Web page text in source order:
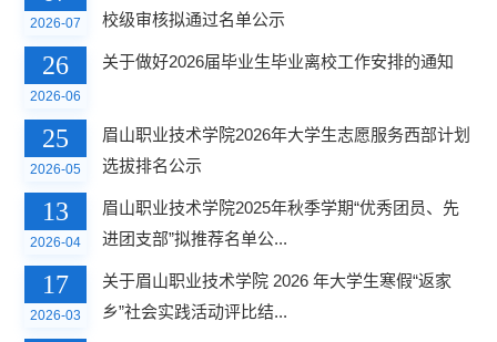
2026-07
校级审核拟通过名单公示
26
2026-06
关于做好2026届毕业生毕业离校工作安排的通知
25
2026-05
眉山职业技术学院2026年大学生志愿服务西部计划
选拔排名公示
13
2026-04
眉山职业技术学院2025年秋季学期“优秀团员、先
进团支部”拟推荐名单公...
17
2026-03
关于眉山职业技术学院 2026 年大学生寒假“返家
乡”社会实践活动评比结...